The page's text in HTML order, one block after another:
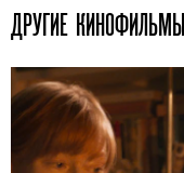
ДРУГИЕ